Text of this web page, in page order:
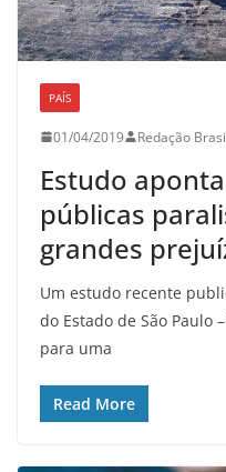
PAÍS
01/04/2019 Redação
Estudo
públicas
grandes
Um estudo recente
do Estado de São Paulo
para uma
Read More